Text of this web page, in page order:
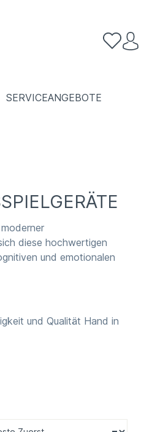
SERVICEANGEBOTE
diese hochwertigen
und emotionalen
und Qualität Hand in